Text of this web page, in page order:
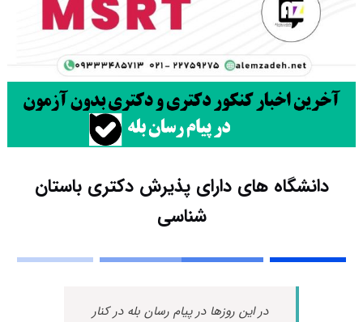
دانشگاه های دارای پذیرش دکتری باستان
شناسی
در این روزها در پیام رسان بله در کنار